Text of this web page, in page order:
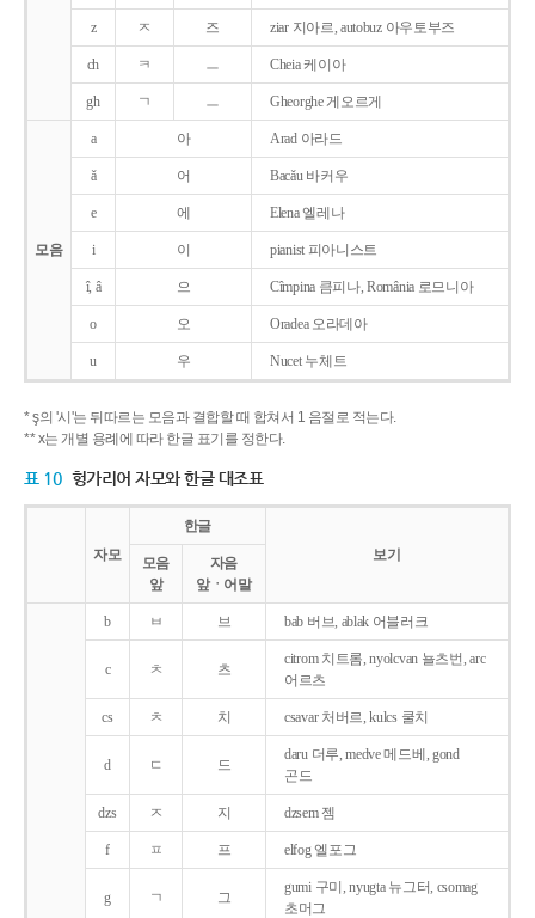
z ㅈ 즈 ziar 지아르, autobuz 아우토부즈
ch ㅋ ㅡ Cheia 케이아
gh ㄱ ㅡ Gheorghe 게오르게
모음
a 아 Arad 아라드
ǎ 어 Bacǎu 바커우
e 에 Elena 엘레나
i 이 pianist 피아니스트
î, â 으 Cîmpina 큼피나, România 로므니아
o 오 Oradea 오라데아
u 우 Nucet 누체트
* ş의 '시'는 뒤따르는 모음과 결합할 때 합쳐서 1 음절로 적는다.
** x는 개별 용례에 따라 한글 표기를 정한다.
표 10 헝가리어 자모와 한글 대조표
자모
한글
보기
모음
앞
자음
앞ㆍ어말
b ㅂ 브 bab 버브, ablak 어블러크
c ㅊ 츠
citrom 치트롬, nyolcvan 뇰츠번, arc
어르츠
cs ㅊ 치 csavar 처버르, kulcs 쿨치
d ㄷ 드
daru 더루, medve 메드베, gond
곤드
dzs ㅈ 지 dzsem 젬
f ㅍ 프 elfog 엘포그
g ㄱ 그
gumi 구미, nyugta 뉴그터, csomag
초머그